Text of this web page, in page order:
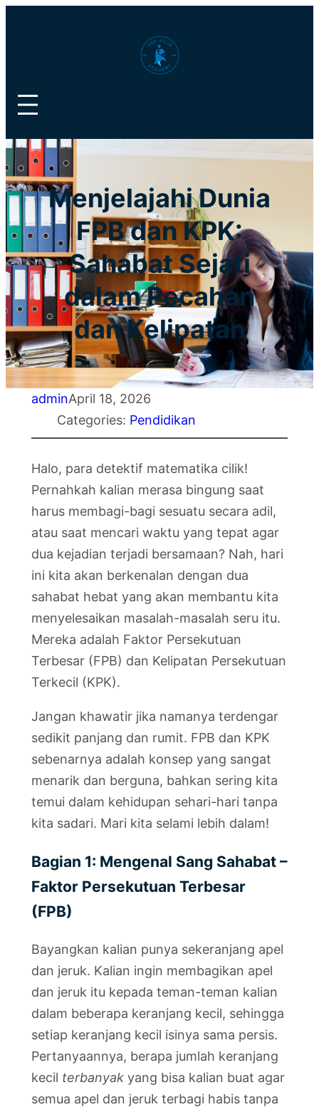
Menjelajahi Dunia
FPB dan KPK:
Sahabat Sejati
dalam Pecahan
dan Kelipatan
adminApril 18, 2026
Categories: Pendidikan
Halo, para detektif matematika cilik!
Pernahkah kalian merasa bingung saat
harus membagi-bagi sesuatu secara adil,
atau saat mencari waktu yang tepat agar
dua kejadian terjadi bersamaan? Nah, hari
ini kita akan berkenalan dengan dua
sahabat hebat yang akan membantu kita
menyelesaikan masalah-masalah seru itu.
Mereka adalah Faktor Persekutuan
Terbesar (FPB) dan Kelipatan Persekutuan
Terkecil (KPK).
Jangan khawatir jika namanya terdengar
sedikit panjang dan rumit. FPB dan KPK
sebenarnya adalah konsep yang sangat
menarik dan berguna, bahkan sering kita
temui dalam kehidupan sehari-hari tanpa
kita sadari. Mari kita selami lebih dalam!
Bagian 1: Mengenal Sang Sahabat –
Faktor Persekutuan Terbesar
(FPB)
Bayangkan kalian punya sekeranjang apel
dan jeruk. Kalian ingin membagikan apel
dan jeruk itu kepada teman-teman kalian
dalam beberapa keranjang kecil, sehingga
setiap keranjang kecil isinya sama persis.
Pertanyaannya, berapa jumlah keranjang
kecil terbanyak yang bisa kalian buat agar
semua apel dan jeruk terbagi habis tanpa